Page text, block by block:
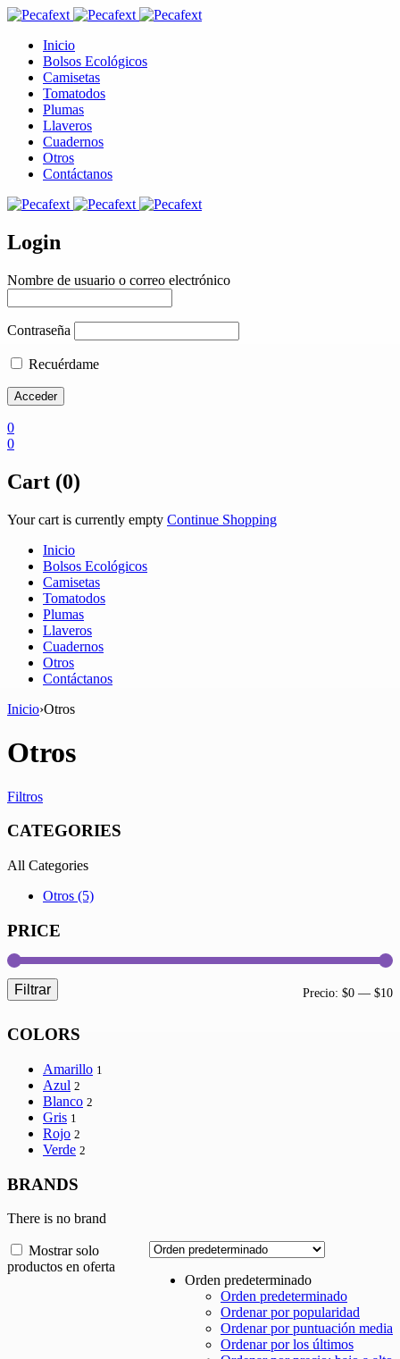
Inicio
Bolsos Ecológicos
Camisetas
Tomatodos
Plumas
Llaveros
Cuadernos
Otros
Contáctanos
Login
Nombre de usuario o correo electrónico
Contraseña
Recuérdame
0
0
Cart (0)
Your cart is currently empty Continue Shopping
Inicio
Bolsos Ecológicos
Camisetas
Tomatodos
Plumas
Llaveros
Cuadernos
Otros
Contáctanos
Inicio›Otros
Otros
Filtros
CATEGORIES
All Categories
Otros (5)
PRICE
Filtrar Precio: $0 — $10
COLORS
Amarillo 1
Azul 2
Blanco 2
Gris 1
Rojo 2
Verde 2
BRANDS
There is no brand
Orden predeterminado
Orden predeterminado
Ordenar por popularidad
Ordenar por puntuación media
Ordenar por los últimos
Mostrar solo
productos en oferta